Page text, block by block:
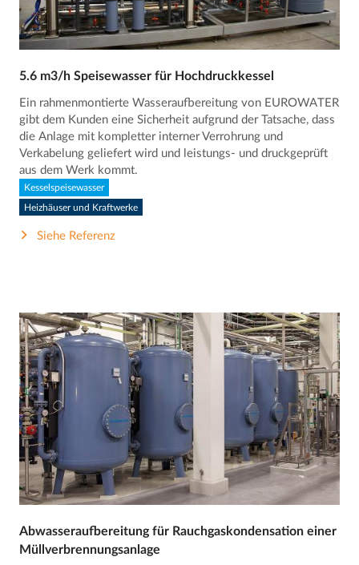
5.6 m3/h Speisewasser für Hochdruckkessel
Ein rahmenmontierte Wasseraufbereitung von EUROWATER
gibt dem Kunden eine Sicherheit aufgrund der Tatsache, dass
die Anlage mit kompletter interner Verrohrung und
Verkabelung geliefert wird und leistungs- und druckgeprüft
aus dem Werk kommt.
Kesselspeisewasser
Heizhäuser und Kraftwerke
Siehe Referenz
Abwasseraufbereitung für Rauchgaskondensation einer
Müllverbrennungsanlage